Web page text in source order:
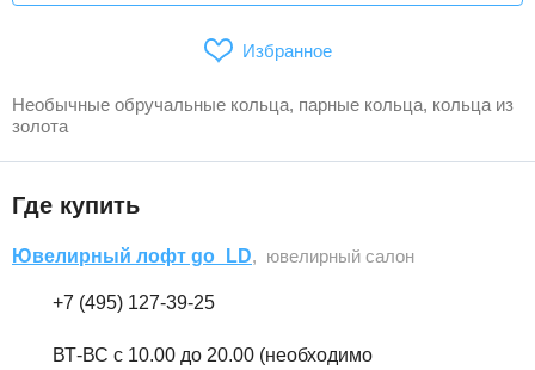
Избранное
Необычные обручальные кольца, парные кольца, кольца из
золота
Где купить
Ювелирный лофт go_LD, ювелирный салон
+7 (495) 127-39-25
ВТ-ВС с 10.00 до 20.00 (необходимо